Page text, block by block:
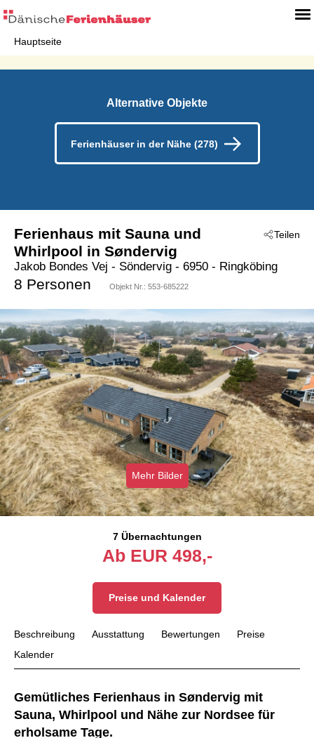
Hauptseite
Alternative Objekte
Ferienhäuser in der Nähe (278)
Teilen
Ferienhaus mit Sauna und
Whirlpool in Søndervig
Jakob Bondes Vej - Söndervig - 6950 - Ringköbing
8 Personen Objekt Nr.: 553-685222
Mehr Bilder
7 Übernachtungen
Ab EUR 498,-
Preise und Kalender
Beschreibung Ausstattung Bewertungen
Preise
Kalender
Gemütliches Ferienhaus in Søndervig mit
Sauna, Whirlpool und Nähe zur Nordsee für
erholsame Tage.